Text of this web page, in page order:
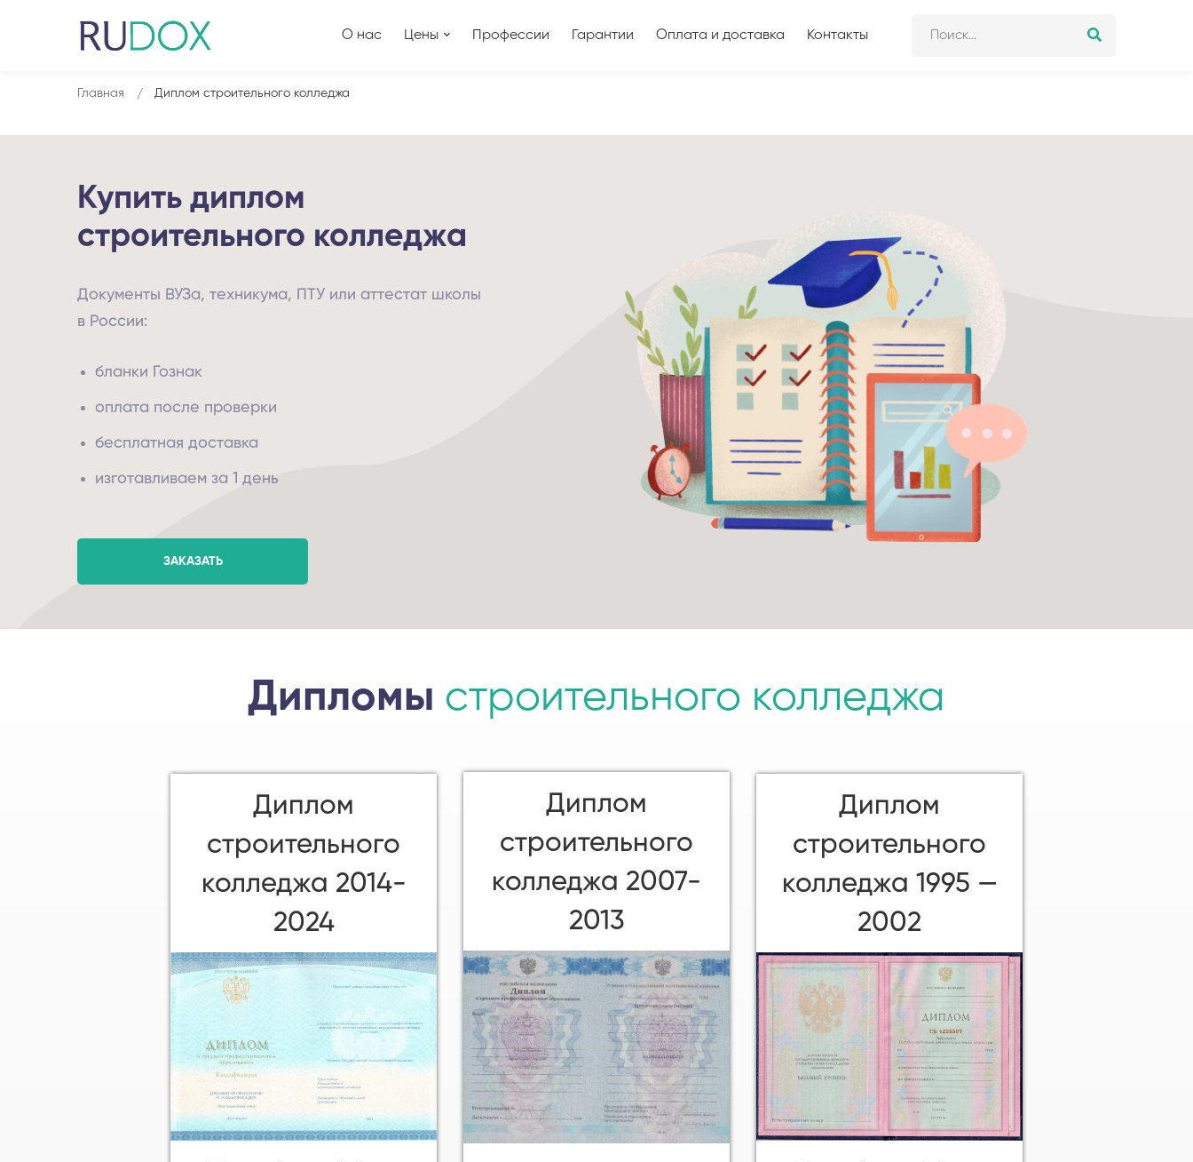
О нас Цены Профессии Гарантии Оплата и доставка Контакты
Главная Диплом строительного колледжа
Купить диплом
строительного колледжа
Документы ВУЗа, техникума, ПТУ или аттестат школы
в России:
бланки Гознак
оплата после проверки
бесплатная доставка
изготавливаем за 1 день
ЗАКАЗАТЬ
Дипломы строительного колледжа
Диплом
строительного
колледжа 2014-
2024
Диплом
строительного
колледжа 2007-
2013
Диплом
строительного
колледжа 1995 —
2002